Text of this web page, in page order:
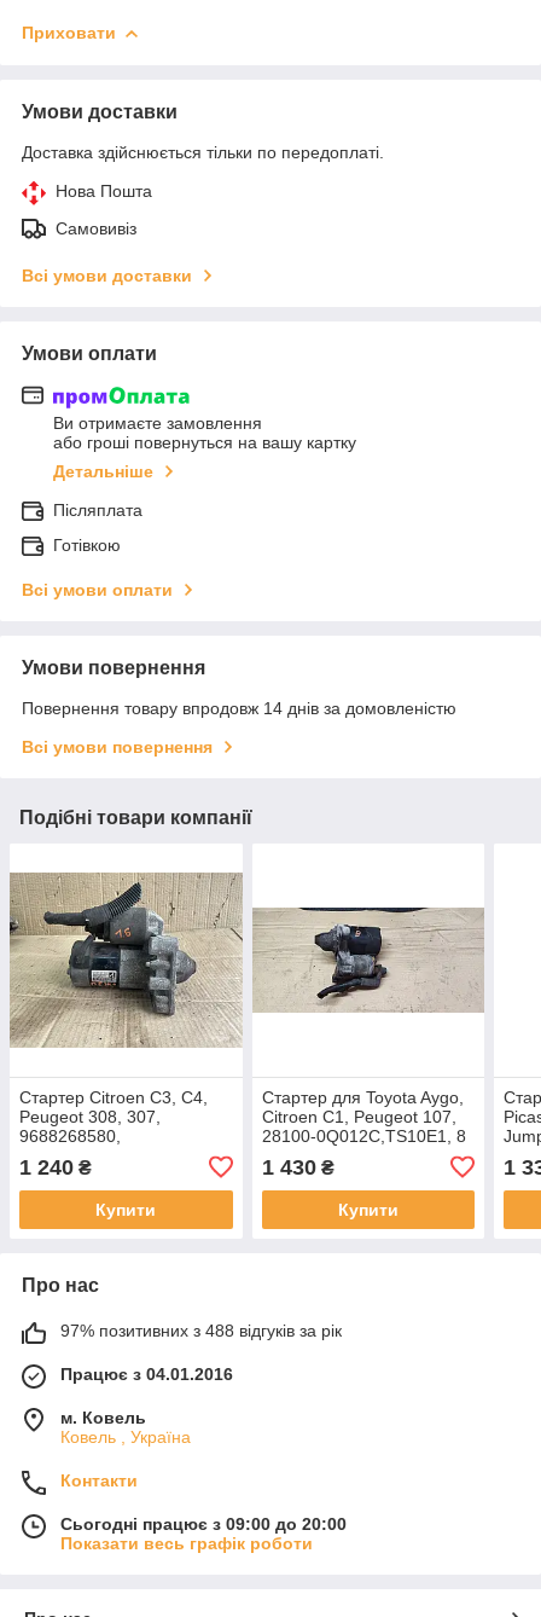
Приховати
Умови доставки
Доставка здійснюється тільки по передоплаті.
Нова Пошта
Самовивіз
Всі умови доставки
Умови оплати
Ви отримаєте замовлення
або гроші повернуться на вашу картку
Детальніше
Післяплата
Готівкою
Всі умови оплати
Умови повернення
Повернення товару впродовж 14 днів за домовленістю
Всі умови повернення
Подібні товари компанії
Стартер Citroen C3, C4,
Peugeot 308, 307,
9688268580,
1 240 ₴
Купити
Стартер для Toyota Aygo,
Citroen C1, Peugeot 107,
28100-0Q012C,TS10E1, 8
1 430₴
Купити
1
Про нас
97% позитивних з 488 відгуків за рік
Працює з 04.01.2016
м. Ковель
Ковель , Україна
Контакти
Сьогодні працює з 09:00 до 20:00
Показати весь графік роботи